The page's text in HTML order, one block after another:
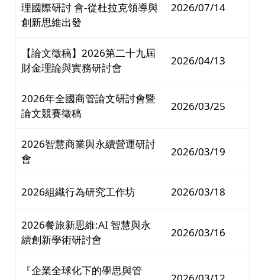
理國際研討 會-從杜拉克領導與
創新思維出發
2026/07/14
【論文徵稿】2026第二十九屆
財金理論與實務研討會
2026/04/13
2026年全國商管論文研討會暨
論文競賽徵稿
2026/03/25
2026智慧商業與永續營運研討
會
2026/03/19
2026組織行為研究工作坊 2026/03/18
2026餐旅新思維:AI 智慧與永
續創新學術研討會
2026/03/16
『企業全球化下的學思與管